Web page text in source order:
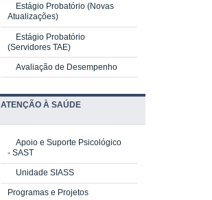
Estágio Probatório (Novas
Atualizações)
Estágio Probatório
(Servidores TAE)
Avaliação de Desempenho
ATENÇÃO À SAÚDE
Apoio e Suporte Psicológico
- SAST
Unidade SIASS
Programas e Projetos